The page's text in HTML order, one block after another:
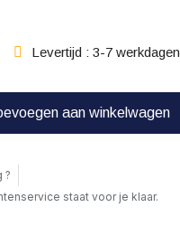
Levertijd : 3-7 werkdagen
aan winkelwagen
?
staat voor je klaar.